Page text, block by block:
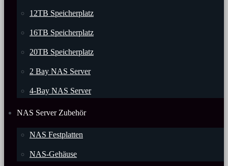
12TB Speicherplatz
16TB Speicherplatz
20TB Speicherplatz
2 Bay NAS Server
4-Bay NAS Server
NAS Server Zubehör
NAS Festplatten
NAS-Gehäuse